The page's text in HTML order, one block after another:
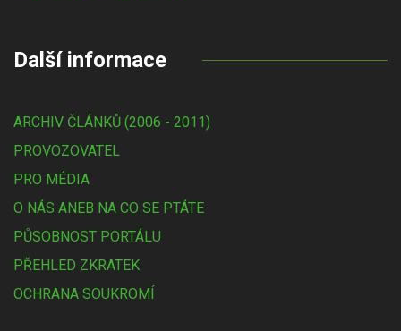
Další informace
ARCHIV ČLÁNKŮ (2006 - 2011)
PROVOZOVATEL
PRO MÉDIA
O NÁS ANEB NA CO SE PTÁTE
PŮSOBNOST PORTÁLU
PŘEHLED ZKRATEK
OCHRANA SOUKROMÍ